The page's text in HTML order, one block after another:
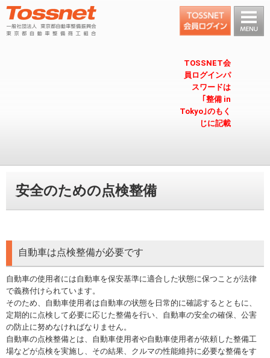
TOSSNET会
員ログインパ
スワードは
｢整備 in
Tokyo｣のもく
じに記載
安全のための点検整備
自動車は点検整備が必要です
自動車の使用者には自動車を保安基準に適合した状態に保つことが法律
で義務付けられています。
そのため、自動車使用者は自動車の状態を日常的に確認するとともに、
定期的に点検して必要に応じた整備を行い、自動車の安全の確保、公害
の防止に努めなければなりません。
自動車の点検整備とは、自動車使用者や自動車使用者が依頼した整備工
場などが点検を実施し、その結果、クルマの性能維持に必要な整備をす